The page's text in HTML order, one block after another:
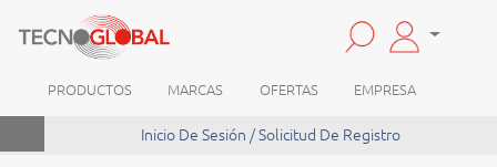
PRODUCTOS MARCAS OFERTAS EMPRESA
Inicio De Sesión / Solicitud De Registro